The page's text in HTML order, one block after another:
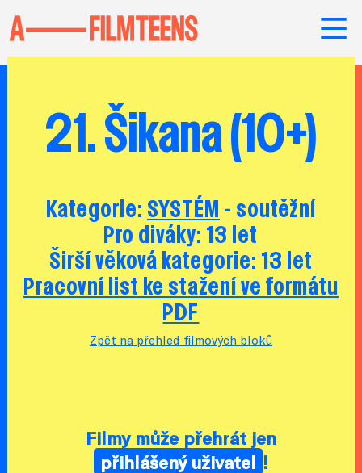
21. Šikana (10+)
Kategorie: SYSTÉM - soutěžní
Pro diváky: 13 let
Širší věková kategorie: 13 let
Pracovní list ke stažení ve formátu
PDF
Zpět na přehled filmových bloků
Filmy může přehrát jen
přihlášený uživatel !